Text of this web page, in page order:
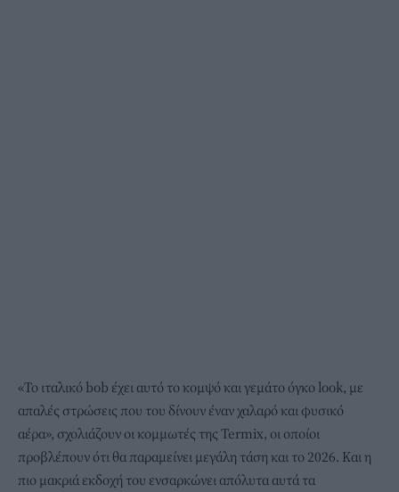
«Το ιταλικό bob έχει αυτό το κομψό και γεμάτο όγκο look, με
απαλές στρώσεις που του δίνουν έναν χαλαρό και φυσικό
αέρα», σχολιάζουν οι κομμωτές της Termix, οι οποίοι
προβλέπουν ότι θα παραμείνει μεγάλη τάση και το 2026. Και η
πιο μακριά εκδοχή του ενσαρκώνει απόλυτα αυτά τα